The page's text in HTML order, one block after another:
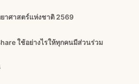
าศาสตร์แห่งชาติ 2569
ใช้อย่างไรให้ทุกคนมีส่วนร่วม